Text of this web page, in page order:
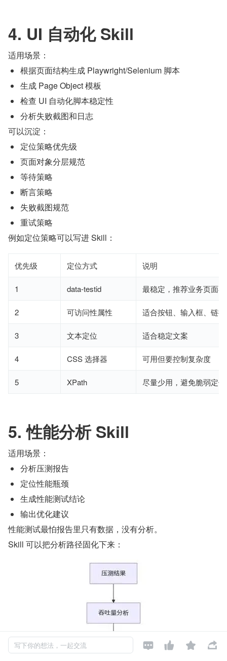
4. UI 自动化 Skill
适用场景：
根据页面结构生成 Playwright/Selenium 脚本
生成 Page Object 模板
检查 UI 自动化脚本稳定性
分析失败截图和日志
可以沉淀：
定位策略优先级
页面对象分层规范
等待策略
断言策略
失败截图规范
重试策略
例如定位策略可以写进 Skill：
优先级 定位方式 说明
1 data-testid 最稳定，推荐业务页面
2 可访问性属性 适合按钮、输入框、链接
3 文本定位 适合稳定文案
4 CSS 选择器 可用但要控制复杂度
5 XPath 尽量少用，避免脆弱定位
5. 性能分析 Skill
适用场景：
分析压测报告
定位性能瓶颈
生成性能测试结论
输出优化建议
性能测试最怕报告里只有数据，没有分析。
Skill 可以把分析路径固化下来：
写下你的想法，一起交流    